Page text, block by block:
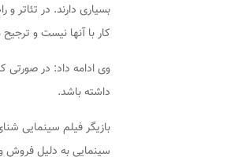
بسیاری دارند. در تئاتر
کار با آنها نیست و
وی ادامه داد: در صورتی
داشته باشد.
بازیگر فیلم سینمایی
سینمایی به دلیل فروش